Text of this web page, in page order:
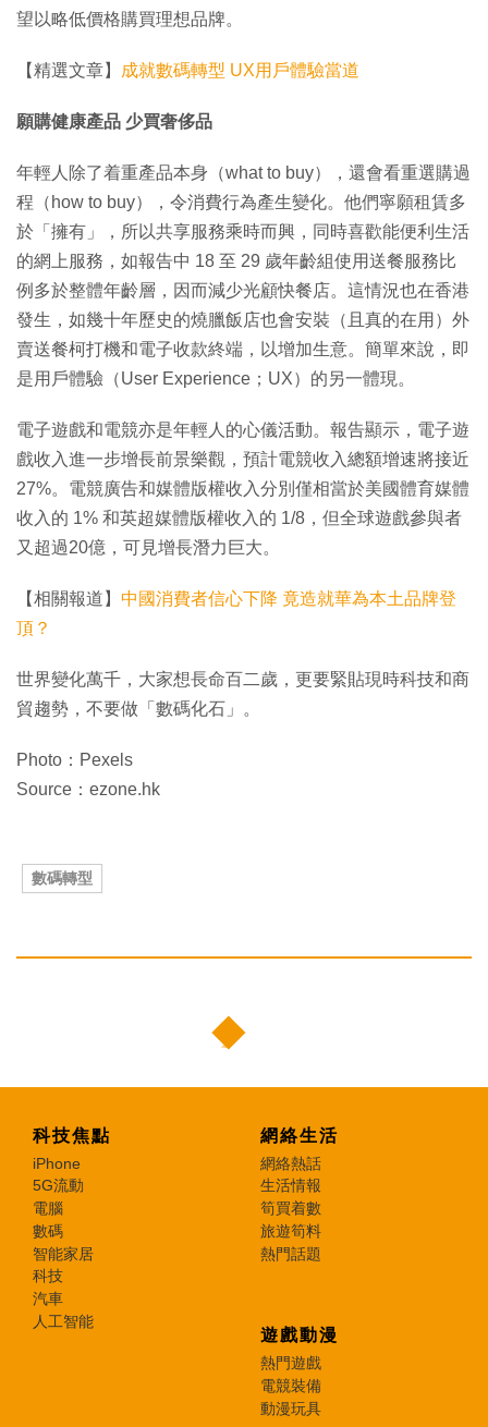
望以略低價格購買理想品牌。
【精選文章】 成就數碼轉型 UX用戶體驗當道
願購健康產品 少買奢侈品
年輕人除了着重產品本身（what to buy），還會看重選購過
程（how to buy），令消費行為產生變化。他們寧願租賃多
於「擁有」，所以共享服務乘時而興，同時喜歡能便利生活
的網上服務，如報告中 18 至 29 歲年齡組使用送餐服務比
例多於整體年齡層，因而減少光顧快餐店。這情況也在香港
發生，如幾十年歷史的燒臘飯店也會安裝（且真的在用）外
賣送餐柯打機和電子收款終端，以增加生意。簡單來說，即
是用戶體驗（User Experience；UX）的另一體現。
電子遊戲和電競亦是年輕人的心儀活動。報告顯示，電子遊
戲收入進一步增長前景樂觀，預計電競收入總額增速將接近
27%。電競廣告和媒體版權收入分別僅相當於美國體育媒體
收入的 1% 和英超媒體版權收入的 1/8，但全球遊戲參與者
又超過20億，可見增長潛力巨大。
【相關報道】 中國消費者信心下降 竟造就華為本土品牌登
頂？
世界變化萬千，大家想長命百二歲，更要緊貼現時科技和商
貿趨勢，不要做「數碼化石」。
Photo：Pexels
Source：ezone.hk
數碼轉型
科技焦點
iPhone
5G流動
電腦
數碼
智能家居
科技
汽車
人工智能
網絡生活
網絡熱話
生活情報
筍買着數
旅遊筍料
熱門話題
遊戲動漫
熱門遊戲
電競裝備
動漫玩具